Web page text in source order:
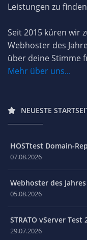
Leistungen zu
Seit 2015 küren wir
Webhoster des
über deine Stimme
Mehr über uns...
NEUESTE
HOSTtest Domain-
07.08.2026
Webhoster des
05.08.2026
STRATO vServer Test
29.07.2026